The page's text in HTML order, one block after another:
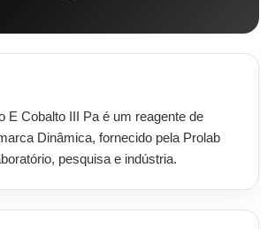
E Cobalto III Pa é um reagente de
Dinâmica, fornecido pela Prolab
pesquisa e indústria.